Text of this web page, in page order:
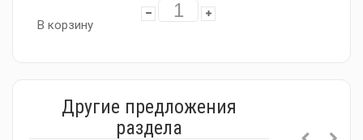
В корзину
Другие предложения
раздела